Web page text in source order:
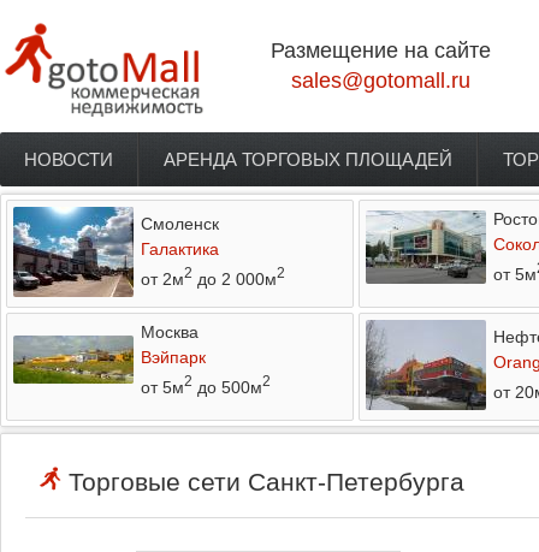
Размещение на сайте
sales@gotomall.ru
Главное меню
НОВОСТИ АРЕНДА ТОРГОВЫХ ПЛОЩАДЕЙ
Смоленск
Галактика
от 2м2 до 2 000м2
от 5м
Москва
Вэйпарк
от 5м2 до 500м2
от
Торговые сети Санкт-Петербурга